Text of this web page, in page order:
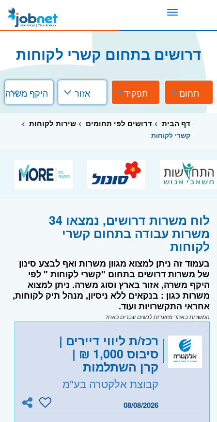
Toggle
דרושים בתחום קשרי לקוחות
תחום תפקיד אזור היקף משרה
דף הבית דרושים לפי תחומים שירות לקוחות
קשרי לקוחות
לוח משרות דרושים, נמצאו 34
משרות עבודה בתחום קשרי
לקוחות
בעמוד זה ניתן למצוא מגוון משרות ואף לבצע סינון
של משרות דרושים בתחום "קשרי לקוחות " לפי
היקף משרה, אזור בארץ וסוג משרה. ניתן למצוא
משרות כגון : בנקאים ללא ניסיון, מנהל תיק לקוחות,
אחראי התקשרויות ועוד.
המשרות באתר מיועדות לנשים וגברים כאחד
רכז/ת ליווי דיירים |
סיבוס 1,000 ₪ |
קרן השתלמות
קבוצת אלקטרה בע"מ
08/08/2026